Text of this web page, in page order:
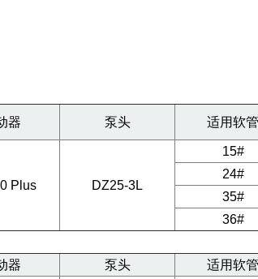
器 泵头 适用软管
Plus DZ25-3L
15#
24#
35#
36#
器 泵头 适用软管